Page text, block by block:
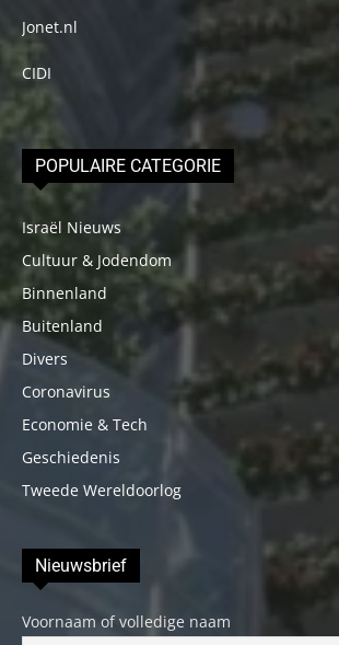
Jonet.nl
CIDI
POPULAIRE CATEGORIE
Israël Nieuws
Cultuur & Jodendom
Binnenland
Buitenland
Divers
Coronavirus
Economie & Tech
Geschiedenis
Tweede Wereldoorlog
Nieuwsbrief
Voornaam of volledige naam